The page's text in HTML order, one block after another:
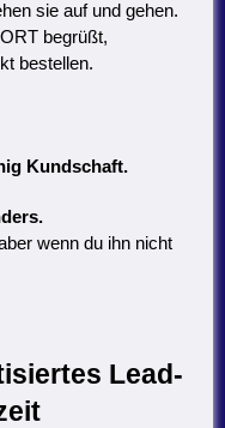
sie auf und gehen.
begrüßt,
bestellen.
Kundschaft.
wenn du ihn nicht
Lead-